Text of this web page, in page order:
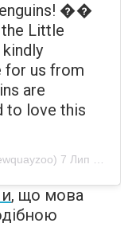
��
Little
for us from
are
to love this
7 Лип 2020 р. о 3:55 PDT
, що мова